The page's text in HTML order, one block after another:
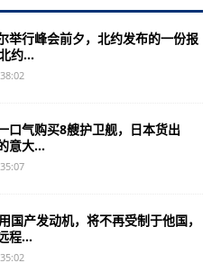
举行峰会前夕，北约发布的一份报
约...
口气购买8艘护卫舰，日本货出
意大...
国产发动机，将不再受制于他国，
程...